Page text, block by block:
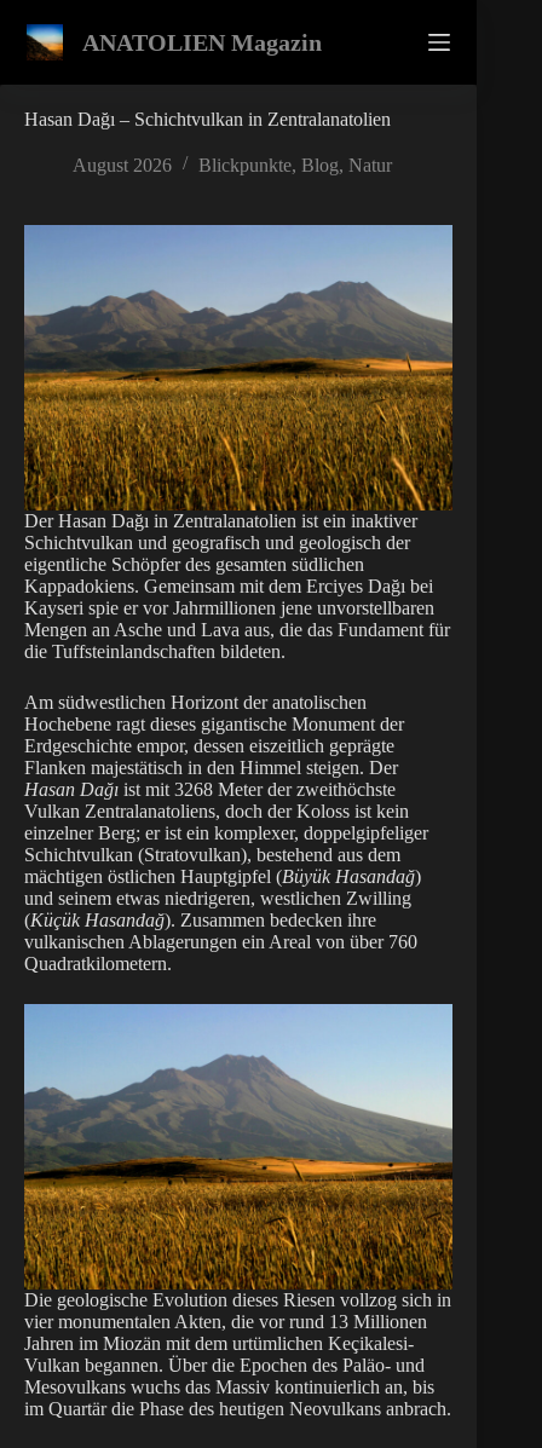
Inhalt
springen
ANATOLIEN Magazin
Hasan Dağı – Schichtvulkan in Zentralanatolien
August 2026 Blickpunkte, Blog, Natur
Der Hasan Dağı in Zentralanatolien ist ein inaktiver
Schichtvulkan und geografisch und geologisch der
eigentliche Schöpfer des gesamten südlichen
Kappadokiens. Gemeinsam mit dem Erciyes Dağı bei
Kayseri spie er vor Jahrmillionen jene unvorstellbaren
Mengen an Asche und Lava aus, die das Fundament für
die Tuffsteinlandschaften bildeten.
Am südwestlichen Horizont der anatolischen
Hochebene ragt dieses gigantische Monument der
Erdgeschichte empor, dessen eiszeitlich geprägte
Flanken majestätisch in den Himmel steigen. Der
Hasan Dağı ist mit 3268 Meter der zweithöchste
Vulkan Zentralanatoliens, doch der Koloss ist kein
einzelner Berg; er ist ein komplexer, doppelgipfeliger
Schichtvulkan (Stratovulkan), bestehend aus dem
mächtigen östlichen Hauptgipfel (Büyük Hasandağ)
und seinem etwas niedrigeren, westlichen Zwilling
(Küçük Hasandağ). Zusammen bedecken ihre
vulkanischen Ablagerungen ein Areal von über 760
Quadratkilometern.
Die geologische Evolution dieses Riesen vollzog sich in
vier monumentalen Akten, die vor rund 13 Millionen
Jahren im Miozän mit dem urtümlichen Keçikalesi-
Vulkan begannen. Über die Epochen des Paläo- und
Mesovulkans wuchs das Massiv kontinuierlich an, bis
im Quartär die Phase des heutigen Neovulkans anbrach.